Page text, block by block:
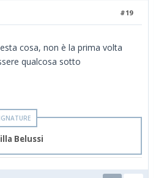
#19
cosa, non è la prima volta
qualcosa sotto
Belussi